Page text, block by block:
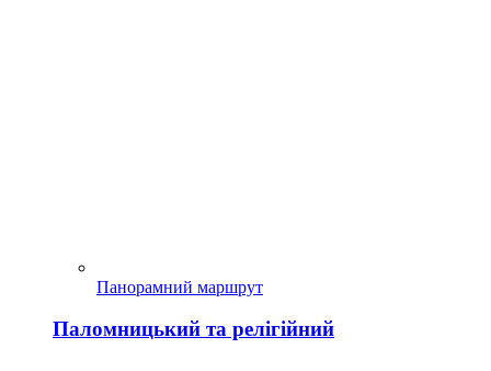
Панорамний маршрут
Паломницький та релігійний